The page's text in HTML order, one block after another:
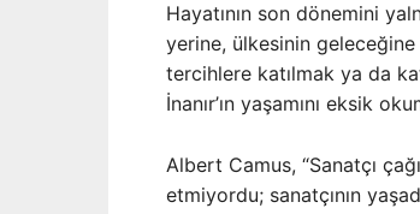
Hayatının son dönemini
yerine, ülkesinin
tercihlere katılmak ya da
İnanır’ın yaşamını eksik
Albert Camus, “Sanatçı
etmiyordu; sanatçının